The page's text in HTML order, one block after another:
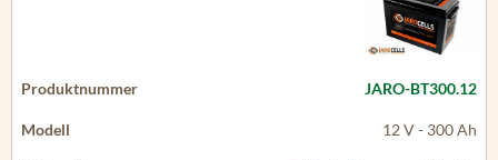
JARO-BT300.12
12 V - 300 Ah